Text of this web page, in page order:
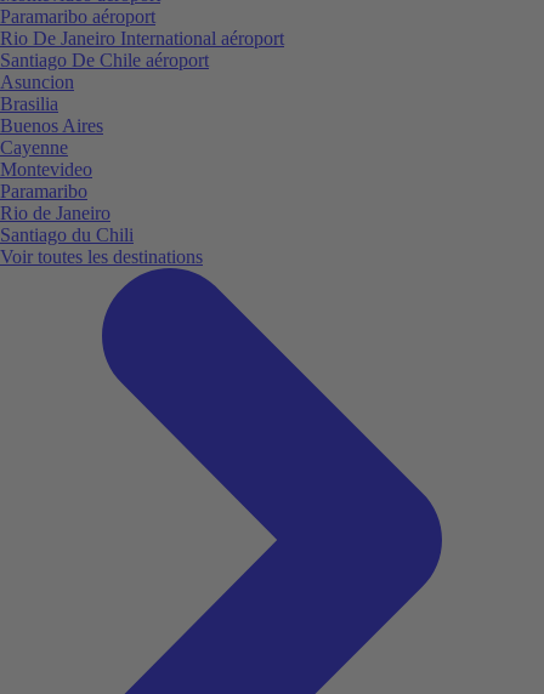
Paramaribo aéroport
Rio De Janeiro International aéroport
Santiago De Chile aéroport
Asuncion
Brasilia
Buenos Aires
Cayenne
Montevideo
Paramaribo
Rio de Janeiro
Santiago du Chili
Voir toutes les destinations